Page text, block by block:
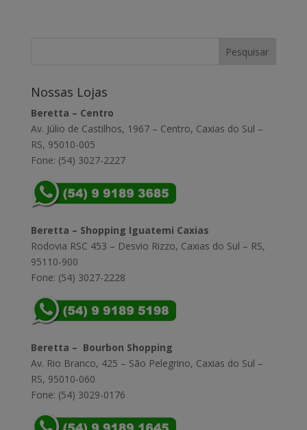
Nossas Lojas
Beretta – Centro
Av. Júlio de Castilhos, 1967 – Centro, Caxias do Sul –
RS, 95010-005
Fone: (54) 3027-2227
Beretta – Shopping Iguatemi Caxias
Rodovia RSC 453 – Desvio Rizzo, Caxias do Sul – RS,
95110-900
Fone: (54) 3027-2228
Beretta – Bourbon Shopping
Av. Rio Branco, 425 – São Pelegrino, Caxias do Sul –
RS, 95010-060
Fone: (54) 3029-0176